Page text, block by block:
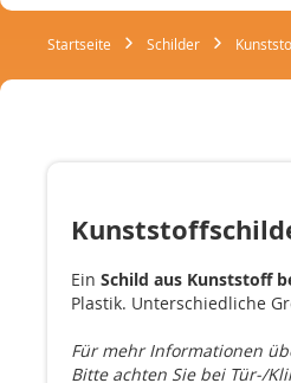
Startseite Schilder
Ein Schild aus Kunststoff
Plastik. Unterschiedliche
Für mehr Informationen
Bitte achten Sie bei Tür-/